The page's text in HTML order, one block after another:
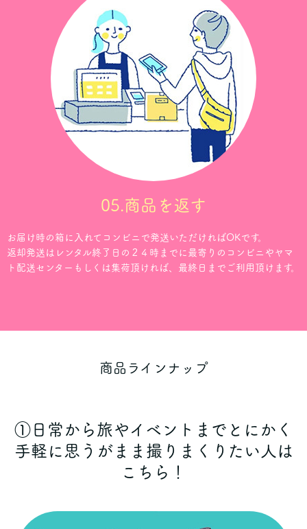
05.商品を返す
お届け時の箱に入れてコンビニで発送いただければOKです。
返却発送はレンタル終了日の２４時までに最寄りのコンビニやヤマ
ト配送センターもしくは集荷頂ければ、最終日までご利用頂けます。
商品ラインナップ
①日常から旅やイベントまでとにかく
手軽に思うがまま撮りまくりたい人は
こちら！